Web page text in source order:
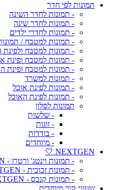
תמונות לפי חדר
- תמונות לחדר השינה
- תמונות לחדר שינה
- תמונות לחדרי ילדים
- תמונות למטבח /
- תמונות למטבח ולפינת
- תמונות למטבח ופינת
- תמונות למטבח ופינת
- תמונות למשרד
- תמונות לפינת אוכל
- תמונות לפינת האוכל
תמונות לסלון
- שלשות
- זוגות
- בודדות
- מיוחדים
NEXTGEN 🤍
- תמונות וינטג' ורטרו - NEXTGEN
- תמונות זכוכית - NEXTGEN
- תמונות קנבס - NEXTGEN
שעוני קיר מיוחדים.